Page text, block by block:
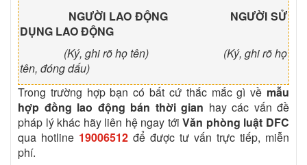
NGƯỜI LAO ĐỘNG NGƯỜI SỬ
DỤNG LAO ĐỘNG
(Ký, ghi rõ họ tên) (Ký, ghi rõ họ
tên, đóng dấu)
Trong trường hợp bạn có bất cứ thắc mắc gì về mẫu
hợp đồng lao động bán thời gian hay các vấn đề
pháp lý khác hãy liên hệ ngay tớiVăn phòng luật DFC
qua hotline 19006512 để được tư vấn trực tiếp, miễn
phí.